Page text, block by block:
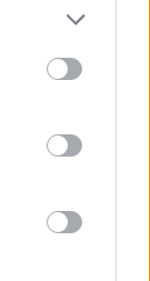
more Google
may click to
tags to
Google
με τον
Flash.gr